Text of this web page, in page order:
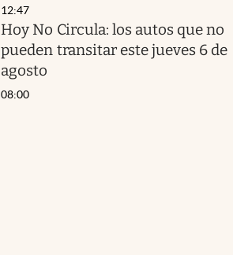
12:47
Hoy No Circula: los autos que no
pueden transitar este jueves 6 de
agosto
08:00